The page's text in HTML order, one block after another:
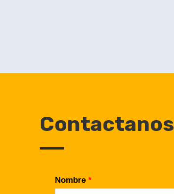
Contactanos
Nombre *